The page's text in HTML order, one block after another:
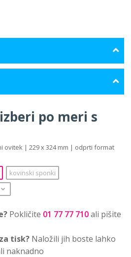
po meri s
ovitek | 229 x 324 mm | odprti format
kovinski sponki
Pokličite 01 77 77 710ali pišite
tisk? Naložili jih boste lahko
naknadno